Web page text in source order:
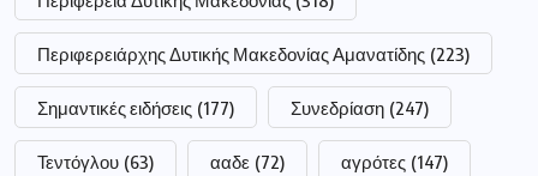
Περιφερειάρχης Δυτικής Μακεδονίας Αμανατίδης (223)
Σημαντικές ειδήσεις (177) Συνεδρίαση (247)
Τεντόγλου (63) ααδε (72) αγρότες (147)